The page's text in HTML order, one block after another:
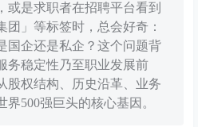
或是求职者在招聘平台看到
团」等标签时，总会好奇：
国企还是私企？这个问题背
务稳定性乃至职业发展前
股权结构、历史沿革、业务
500强巨头的核心基因。